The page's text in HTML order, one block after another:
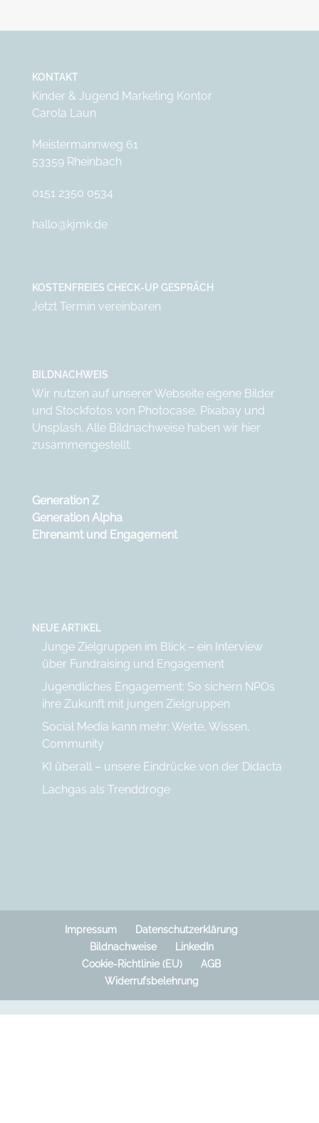
KONTAKT
Kinder & Jugend Marketing Kontor
Carola Laun
Meistermannweg 61
53359 Rheinbach
0151 2350 0534
hallo@kjmk.de
KOSTENFREIES CHECK-UP GESPRÄCH
Jetzt Termin vereinbaren
BILDNACHWEIS
Wir nutzen auf unserer Webseite eigene Bilder
und Stockfotos von Photocase, Pixabay und
Unsplash. Alle Bildnachweise haben wir hier
zusammengestellt.
Generation Z
Generation Alpha
Ehrenamt und Engagement
NEUE ARTIKEL
Junge Zielgruppen im Blick – ein Interview
über Fundraising und Engagement
Jugendliches Engagement: So sichern NPOs
ihre Zukunft mit jungen Zielgruppen
Social Media kann mehr: Werte, Wissen,
Community
KI überall – unsere Eindrücke von der Didacta
Lachgas als Trenddroge
Impressum
Datenschutzerklärung
Bildnachweise
LinkedIn
Cookie-Richtlinie (EU)
AGB
Widerrufsbelehrung